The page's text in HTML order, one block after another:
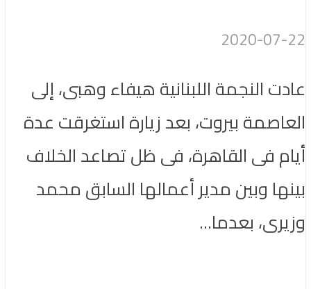
2020-07-22
عادت النجمة اللبنانية هيفاء وهبى، إلى
العاصمة بيروت، بعد زيارة استغرقت عدة
أيام فى القاهرة، فى ظل تصاعد الخلاف
بينها وبين مدير أعمالها السابق محمد
وزيرى، بعدما...